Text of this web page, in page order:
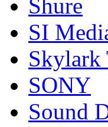
Shure
SI
Skylark
SONY
Sound